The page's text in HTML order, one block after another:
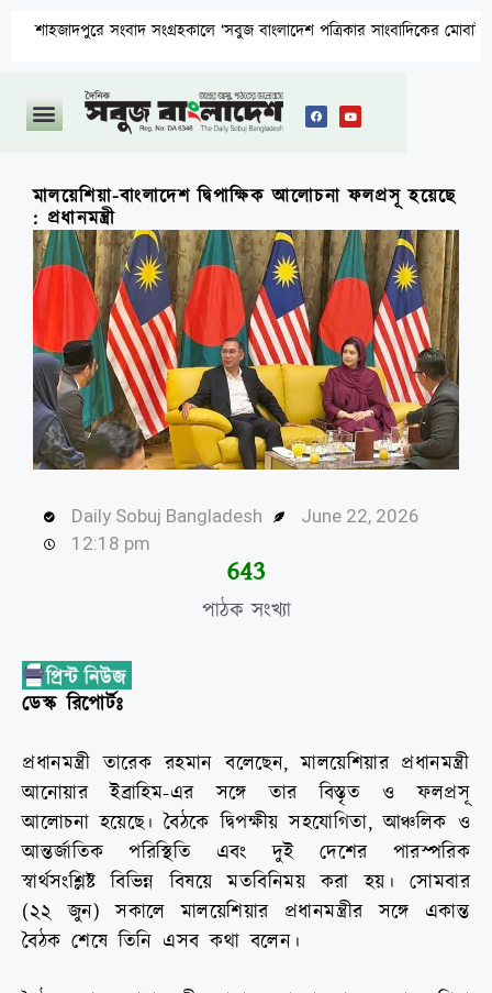
সংবাদ সংগ্রহকালে ‘সবুজ বাংলাদেশ পত্রিকার সাংবাদিকের মোবাইল ছিনতাই ও
মালয়েশিয়া-বাংলাদেশ দ্বিপাক্ষিক আলোচনা ফলপ্রসূ হয়েছে
: প্রধানমন্ত্রী
Daily Sobuj Bangladesh
June 22, 2026
12:18 pm
পাঠক সংখ্যা
645
ডেস্ক রিপোর্টঃ
প্রধানমন্ত্রী তারেক রহমান বলেছেন, মালয়েশিয়ার প্রধানমন্ত্রী
আনোয়ার ইব্রাহিম-এর সঙ্গে তার বিস্তৃত ও ফলপ্রসূ
আলোচনা হয়েছে। বৈঠকে দ্বিপক্ষীয় সহযোগিতা, আঞ্চলিক ও
আন্তর্জাতিক পরিস্থিতি এবং দুই দেশের পারস্পরিক
স্বার্থসংশ্লিষ্ট বিভিন্ন বিষয়ে মতবিনিময় করা হয়। সোমবার
(২২ জুন) সকালে মালয়েশিয়ার প্রধানমন্ত্রীর সঙ্গে একান্ত
বৈঠক শেষে তিনি এসব কথা বলেন।